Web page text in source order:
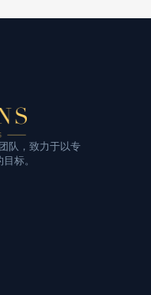
队，致力于以专
标。